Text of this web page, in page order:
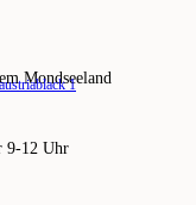
Mondseeland
9-12 Uhr